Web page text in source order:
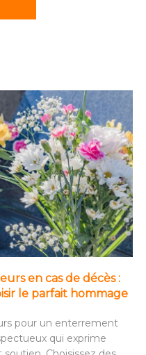
en cas de décès :
le parfait hommage
pour un enterrement
qui exprime